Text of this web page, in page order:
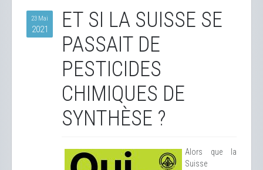
23 Mai
2021
ET SI LA SUISSE SE
PASSAIT DE
PESTICIDES
CHIMIQUES DE
SYNTHÈSE ?
Alors que la
Suisse